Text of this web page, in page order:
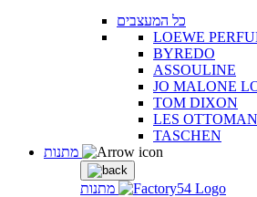
כל המעצבים
LOEWE
BYREDO
ASSOULINE
JO MALONE
TOM DIXON
LES
TASCHEN
מתנות